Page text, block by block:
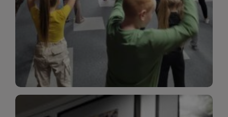
Dla Dzieci
To miejsce stworzone z myślą o najmłodszych
czytelnikach i ich rodzicach. Znajdziesz tu